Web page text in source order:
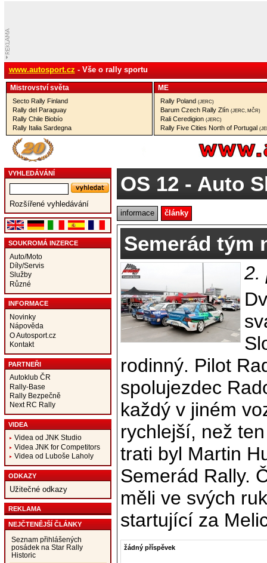
www.autosport.cz - Vše o rally sportu
Mistrovství­ světa
Secto Rally Finland
Rally del Paraguay
Rally Chile Biobío
Rally Italia Sardegna
ME
Rally Poland (JERC)
Barum Czech Rally Zlín (JERC, MČR)
Rali Ceredigion (JERC)
Rally Five Cities North of Portugal
VYHLEDÁVÁNÍ
Rozšířené vyhledávání
SOUKROMÁ INZERCE
Auto/Moto
Díly/Servis
Služby
Různé
INFORMACE
Novinky
Nápověda
O Autosport.cz
Kontakt
PARTNEŘI
Autoklub ČR
Rally-Base
Rally Bezpečně
Next RC Rally
VIDEA
Videa od JNK Studio
Videa JNK for Competitors
Videa od Luboše Laholy
ODKAZY
Užitečné odkazy
REKLAMA
NEJČTENĚJŠÍ ČLÁNKY
Seznam přihlášených
posádek na Star Rally
Historic
OS 12 - Auto
informace články
Semerád tým
2.
rodinný. Pilot
spolujezdec
každý v jiném
rychlejší, než
trati byl Martin
Semerád Rally.
měli ve svých
startující za
žádný příspěvek